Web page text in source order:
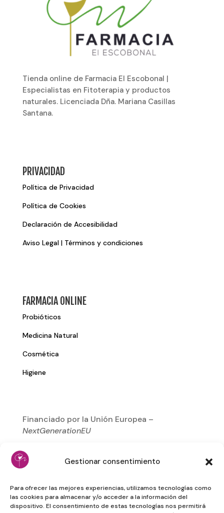
Gestionar consentimiento
Para ofrecer las mejores experiencias, utilizamos tecnologías como
las cookies para almacenar y/o acceder a la información del
dispositivo. El consentimiento de estas tecnologías nos permitirá
Tienda online de Farmacia El Escobonal |
Especialistas en Fitoterapia y productos
naturales. Licenciada Dña. Mariana Casillas
Santana.
PRIVACIDAD
Política de Privacidad
Política de Cookies
Declaración de Accesibilidad
Aviso Legal | Términos y condiciones
FARMACIA ONLINE
Probióticos
Medicina Natural
Cosmética
Higiene
Financiado por la Unión Europea –
NextGenerationEU